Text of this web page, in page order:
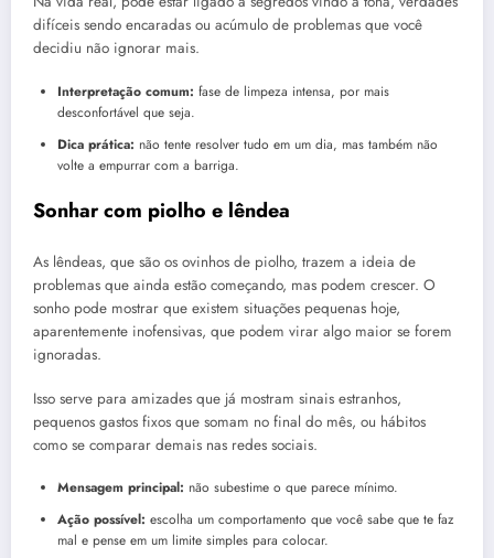
difíceis sendo encaradas ou acúmulo de problemas que você
decidiu não ignorar mais.
Interpretação comum: fase de limpeza intensa, por mais
desconfortável que seja.
Dica prática: não tente resolver tudo em um dia, mas também não
volte a empurrar com a barriga.
Sonhar com piolho e lêndea
As lêndeas, que são os ovinhos de piolho, trazem a ideia de
problemas que ainda estão começando, mas podem crescer. O
sonho pode mostrar que existem situações pequenas hoje,
aparentemente inofensivas, que podem virar algo maior se forem
ignoradas.
Isso serve para amizades que já mostram sinais estranhos,
pequenos gastos fixos que somam no final do mês, ou hábitos
como se comparar demais nas redes sociais.
Mensagem principal: não subestime o que parece mínimo.
Ação possível: escolha um comportamento que você sabe que te faz
mal e pense em um limite simples para colocar.